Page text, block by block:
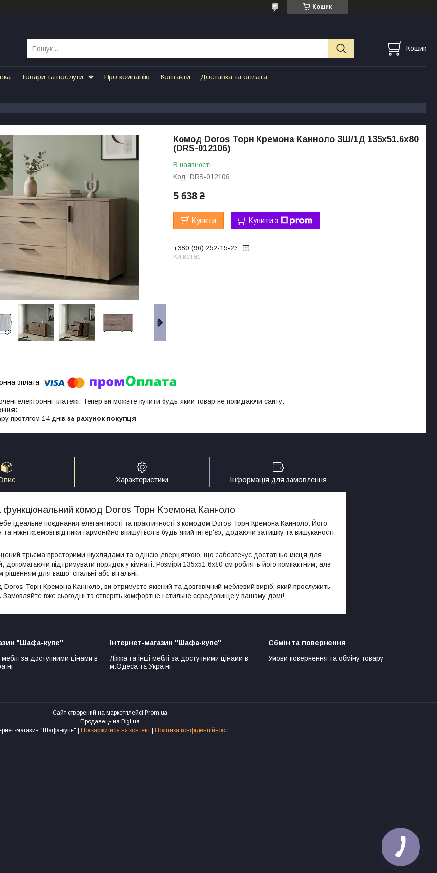
Кошик
Кошик
Товари та послуги Про компанію Контакти Доставка та оплата
Комод Doros Торн Кремона Канноло 3Ш/1Д 135х51.6х80
(DRS-012106)
В наявності
Код: DRS-012106
5 638 ₴
Купити Купити з
+380 (96) 252-15-23
Київстар
електронні платежі. Тепер ви можете купити будь-який товар не покидаючи сайту.
протягом 14 днів за рахунок покупця
Характеристики Інформація для замовлення
функціональний комод Doros Торн Кремона Канноло
ідеальне поєднання елегантності та практичності з комодом Doros Торн Кремона Канноло. Його
ніжні кремові відтінки гармонійно впишуться в будь-який інтер’єр, додаючи затишку та вишуканості
трьома просторими шухлядами та однією дверцяткою, що забезпечує достатньо місця для
допомагаючи підтримувати порядок у кімнаті. Розміри 135х51.6х80 см роблять його компактним, але
рішенням для вашої спальні або вітальні.
Торн Кремона Канноло, ви отримуєте якісний та довговічний меблевий виріб, який прослужить
Замовляйте вже сьогодні та створіть комфортне і стильне середовище у вашому домі!
"Шафа-купе"
за доступними цінами в
Інтернет-магазин "Шафа-купе"
Ліжка та інші меблі за доступними цінами в
м.Одеса та Україні
Обмін та повернення
Умови повернення та обміну товару
Сайт створений на маркетплейсі Prom.ua
Продавець на Bigl.ua
Поскаржитися на контент Політика конфіденційності